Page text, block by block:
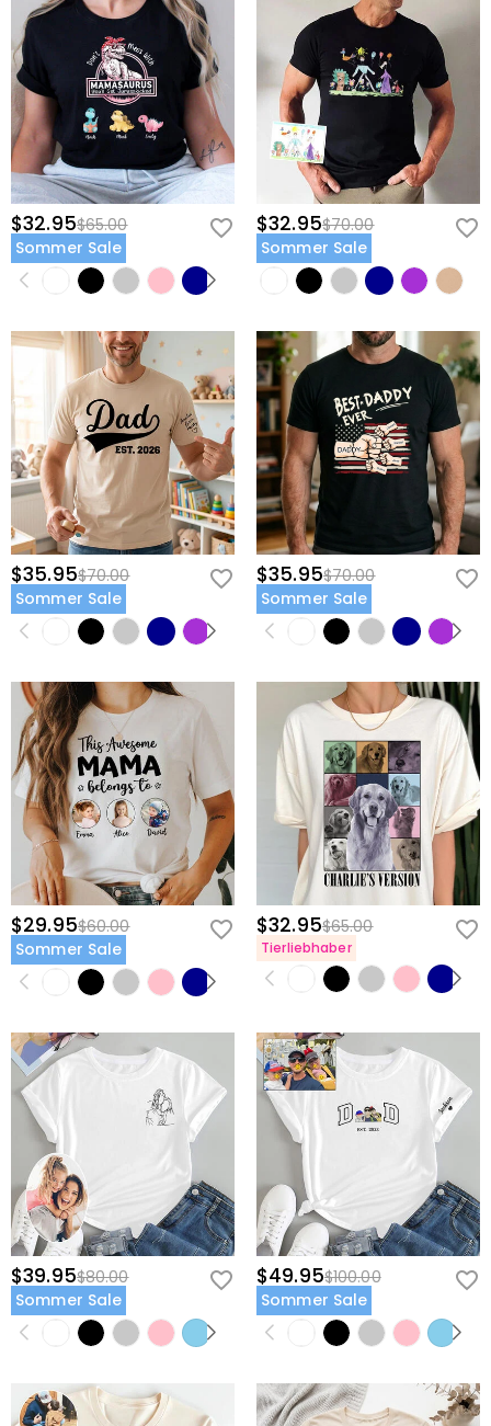
$32.95$65.00
Sommer Sale
$32.95$70.00
Sommer Sale
$35.95$70.00
Sommer Sale
$35.95$70.00
Sommer Sale
$29.95$60.00
Sommer Sale
$32.95$65.00
Tierliebhaber
$39.95$80.00
Sommer Sale
$49.95$100.00
Sommer Sale